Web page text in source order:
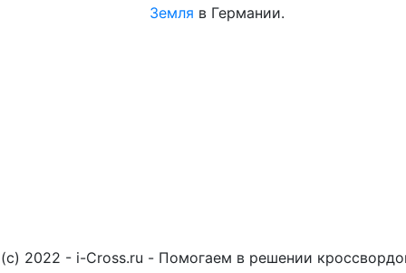
Земля в Германии.
(c) 2022 - i-Cross.ru - Помогаем в решении